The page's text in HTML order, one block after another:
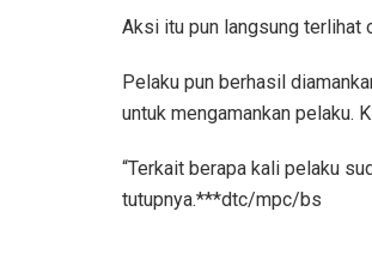
Aksi itu pun langsung terlihat
Pelaku pun berhasil
untuk mengamankan pelaku.
“Terkait berapa kali pelaku
tutupnya.***dtc/mpc/bs